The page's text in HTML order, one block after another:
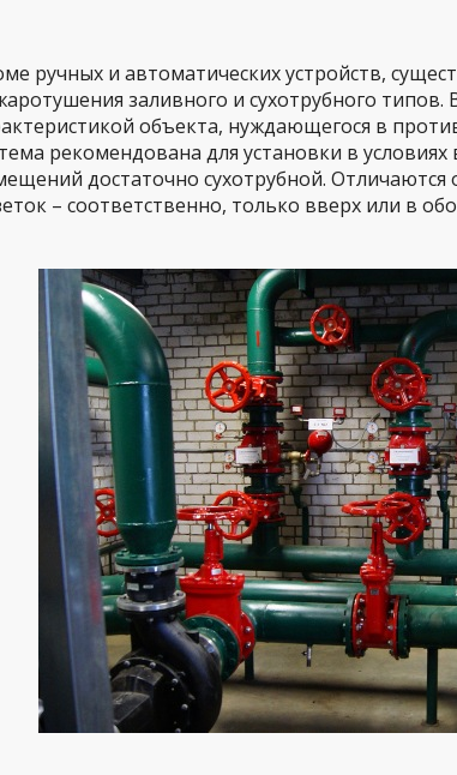
ручных и автоматических устройств,
заливного и сухотрубного типов.
объекта, нуждающегося в
рекомендована для установки в
достаточно сухотрубной. Отличаются
– соответственно, только вверх или в